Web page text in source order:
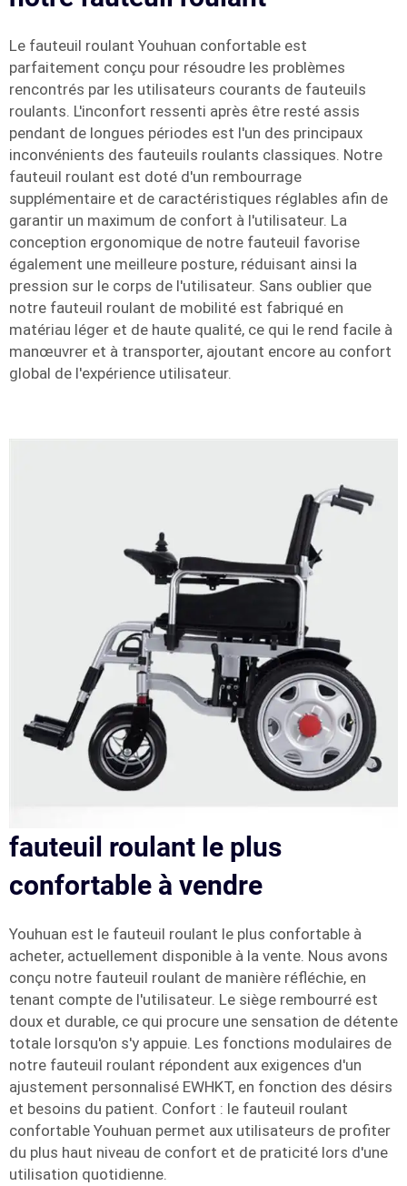
Le fauteuil roulant Youhuan confortable est
parfaitement conçu pour résoudre les problèmes
rencontrés par les utilisateurs courants de fauteuils
roulants. L'inconfort ressenti après être resté assis
pendant de longues périodes est l'un des principaux
inconvénients des fauteuils roulants classiques. Notre
fauteuil roulant est doté d'un rembourrage
supplémentaire et de caractéristiques réglables afin de
garantir un maximum de confort à l'utilisateur. La
conception ergonomique de notre fauteuil favorise
également une meilleure posture, réduisant ainsi la
pression sur le corps de l'utilisateur. Sans oublier que
notre fauteuil roulant de mobilité est fabriqué en
matériau léger et de haute qualité, ce qui le rend facile à
manœuvrer et à transporter, ajoutant encore au confort
global de l'expérience utilisateur.
fauteuil roulant le plus
confortable à vendre
Youhuan est le fauteuil roulant le plus confortable à
acheter, actuellement disponible à la vente. Nous avons
conçu notre fauteuil roulant de manière réfléchie, en
tenant compte de l'utilisateur. Le siège rembourré est
doux et durable, ce qui procure une sensation de détente
totale lorsqu'on s'y appuie. Les fonctions modulaires de
notre fauteuil roulant répondent aux exigences d'un
ajustement personnalisé EWHKT, en fonction des désirs
et besoins du patient. Confort : le fauteuil roulant
confortable Youhuan permet aux utilisateurs de profiter
du plus haut niveau de confort et de praticité lors d'une
utilisation quotidienne.